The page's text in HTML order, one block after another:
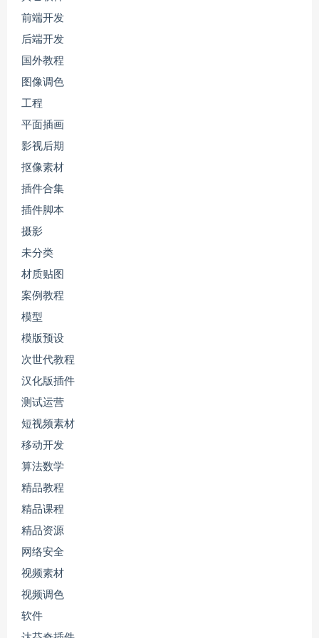
前端开发
后端开发
国外教程
图像调色
工程
平面插画
影视后期
抠像素材
插件合集
插件脚本
摄影
未分类
材质贴图
案例教程
模型
模版预设
次世代教程
汉化版插件
测试运营
短视频素材
移动开发
算法数学
精品教程
精品课程
精品资源
网络安全
视频素材
视频调色
软件